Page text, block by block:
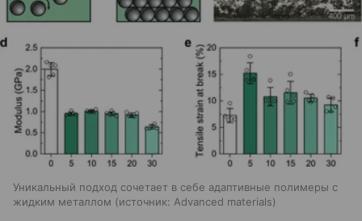
Уникальный подход сочетает в себе адаптивные полимеры с
жидким металлом
источник: Advanced materials